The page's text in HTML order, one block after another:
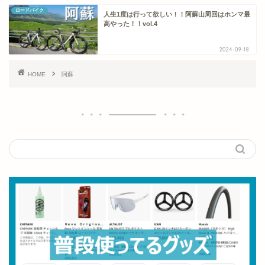
ロードバイク
人生1度は行って欲しい！！阿蘇山周回はホンマ最
高やった！！vol.4
2024-09-18
HOME 阿蘇